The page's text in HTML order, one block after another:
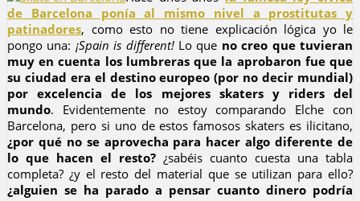
de Barcelona ponía al mismo nivel a prostitutas y
patinadores, como esto no tiene explicación lógica yo le
pongo una: ¡Spain is different!Lo que no creo que tuvieran
muy en cuenta los lumbreras que la aprobaron fue que
su ciudad era el destino europeo (por no decir mundial)
por excelencia de los mejores skaters y riders del
mundo. Evidentemente no estoy comparando Elche con
Barcelona, pero si uno de estos famosos skaters es ilicitano,
¿por qué no se aprovecha para hacer algo diferente de
lo que hacen el resto? ¿sabéis cuanto cuesta una tabla
completa? ¿y el resto del material que se utilizan para ello?
¿alguien se ha parado a pensar cuanto dinero podría